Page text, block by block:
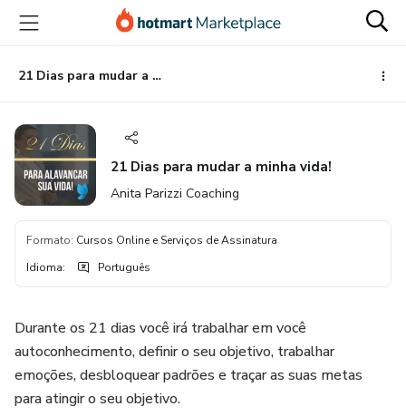
para
conteúdo
principal
para
pagamento
para
rodapé
21 Dias para mudar a minha vida!
21 Dias para mudar a minha vida!
Anita Parizzi Coaching
Formato: Cursos Online e Serviços de Assinatura
Idioma: Português
Durante os 21 dias você irá trabalhar em você
autoconhecimento, definir o seu objetivo, trabalhar
emoções, desbloquear padrões e traçar as suas metas
para atingir o seu objetivo.